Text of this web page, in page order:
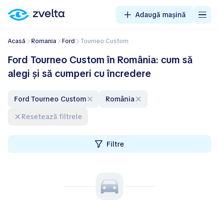
Adaugă mașină
Acasă Romania Ford Tourneo Custom
Ford Tourneo Custom în România: cum să
alegi și să cumperi cu încredere
Ford Tourneo Custom
România
Resetează filtrele
Filtre